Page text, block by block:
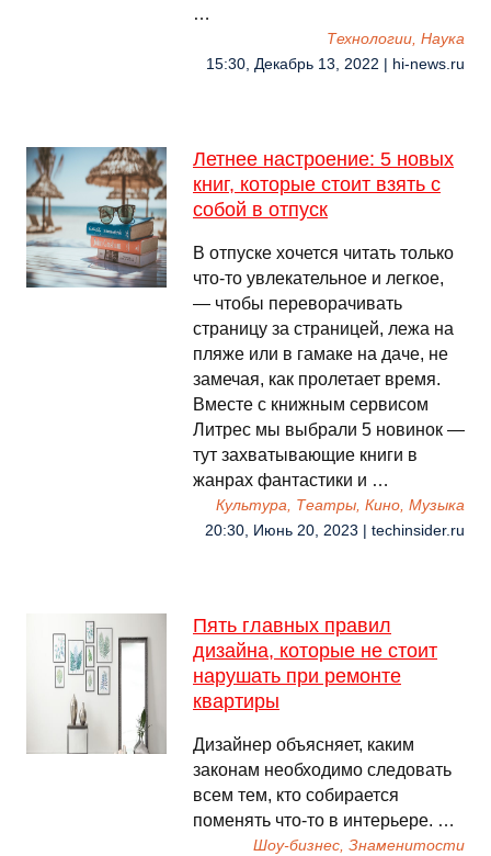
…
Технологии, Наука
15:30, Декабрь 13, 2022 | hi-news.ru
Летнее настроение: 5 новых
книг, которые стоит взять с
собой в отпуск
В отпуске хочется читать только
что-то увлекательное и легкое,
— чтобы переворачивать
страницу за страницей, лежа на
пляже или в гамаке на даче, не
замечая, как пролетает время.
Вместе с книжным сервисом
Литрес мы выбрали 5 новинок —
тут захватывающие книги в
жанрах фантастики и …
Культура, Театры, Кино, Музыка
20:30, Июнь 20, 2023 | techinsider.ru
Пять главных правил
дизайна, которые не стоит
нарушать при ремонте
квартиры
Дизайнер объясняет, каким
законам необходимо следовать
всем тем, кто собирается
поменять что-то в интерьере. …
Шоу-бизнес, Знаменитости